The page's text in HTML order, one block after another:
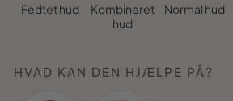
Fedtet hud
Kombineret
hud
Normal hud
HVAD KAN DEN HJÆLPE PÅ?